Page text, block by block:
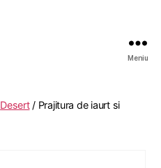
Meniu
Desert/ Prajitura de iaurt si